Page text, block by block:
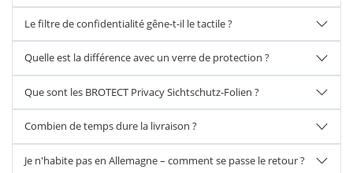
Le filtre de confidentialité gêne-t-il le tactile ?
Quelle est la différence avec un verre de protection ?
Que sont les BROTECT Privacy Sichtschutz-Folien ?
Combien de temps dure la livraison ?
Je n'habite pas en Allemagne – comment se passe le retour ?